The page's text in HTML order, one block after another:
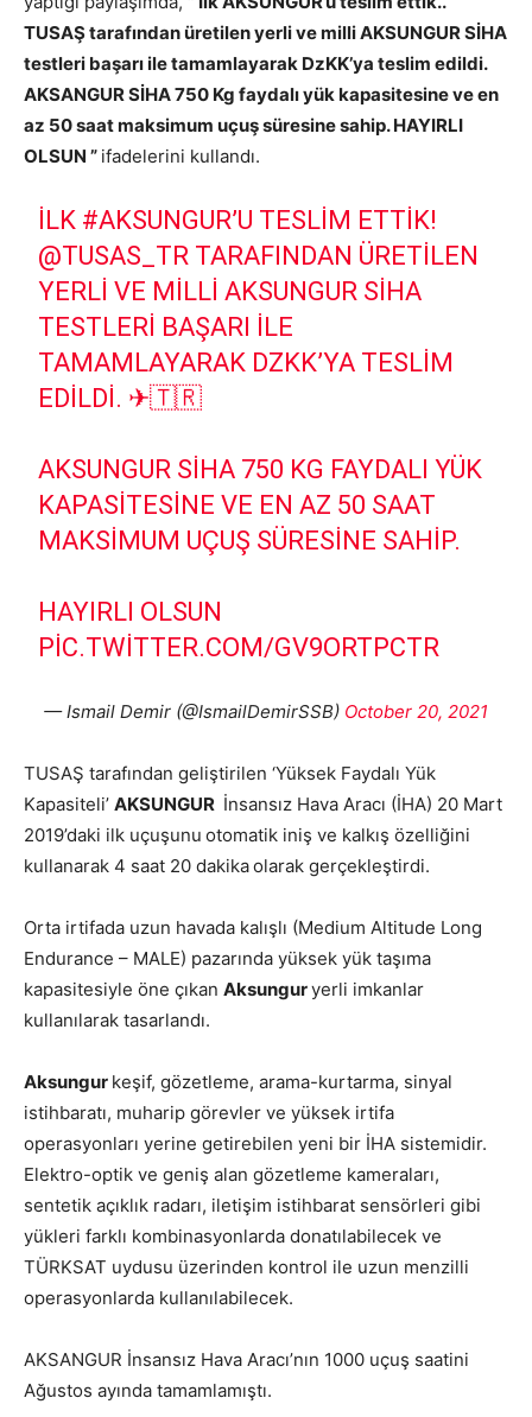
TUSAŞ tarafından üretilen yerli ve milli AKSUNGUR SİHA
testleri başarı ile tamamlayarak DzKK’ya teslim edildi.
AKSANGUR SİHA 750 Kg faydalı yük kapasitesine ve en
az 50 saat maksimum uçuş süresine sahip. HAYIRLI
OLSUN ” ifadelerini kullandı.
İLK #AKSUNGUR’U TESLİM ETTİK!
@TUSAS_TR TARAFINDAN ÜRETILEN
YERLI VE MILLI AKSUNGUR SİHA
TESTLERI BAŞARI ILE
TAMAMLAYARAK DZKK’YA TESLIM
EDILDI. ✈🇹🇷
AKSUNGUR SİHA 750 KG FAYDALI YÜK
KAPASITESINE VE EN AZ 50 SAAT
MAKSIMUM UÇUŞ SÜRESINE SAHIP.
HAYIRLI OLSUN
PIC.TWITTER.COM/GV9ORTPCTR
— Ismail Demir (@IsmailDemirSSB) October 20, 2021
TUSAŞ tarafından geliştirilen ‘Yüksek Faydalı Yük
Kapasiteli’ AKSUNGUR İnsansız Hava Aracı (İHA) 20 Mart
2019’daki ilk uçuşunu otomatik iniş ve kalkış özelliğini
kullanarak 4 saat 20 dakikaolarak gerçekleştirdi.
Orta irtifada uzun havada kalışlı (Medium Altitude Long
Endurance – MALE) pazarında yüksek yük taşıma
kapasitesiyle öne çıkan Aksunguryerli imkanlar
kullanılarak tasarlandı.
Aksungur keşif, gözetleme, arama-kurtarma, sinyal
istihbaratı, muharip görevler ve yüksek irtifa
operasyonları yerine getirebilen yeni bir İHA sistemidir.
Elektro-optik ve geniş alan gözetleme kameraları,
sentetik açıklık radarı, iletişim istihbarat sensörleri gibi
yükleri farklı kombinasyonlarda donatılabilecek ve
TÜRKSAT uydusu üzerinden kontrol ile uzun menzilli
operasyonlarda kullanılabilecek.
AKSANGUR İnsansız Hava Aracı’nın 1000 uçuş saatini
Ağustos ayında tamamlamıştı.